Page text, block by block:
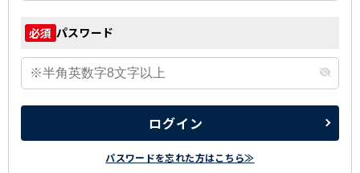
必須 パスワード
ログイン
パスワードを忘れた方はこちら≫